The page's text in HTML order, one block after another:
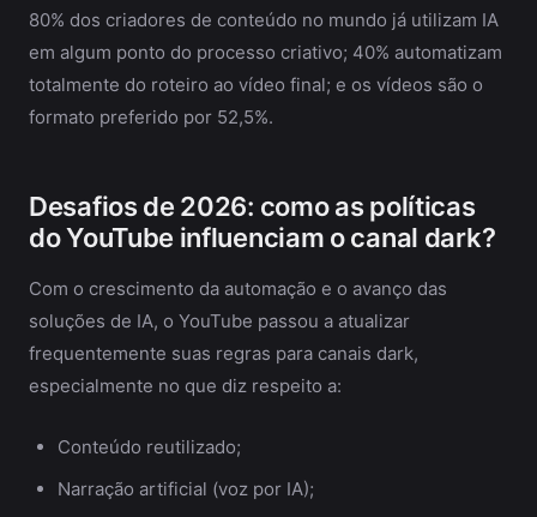
80% dos criadores de conteúdo no mundo já utilizam IA
em algum ponto do processo criativo; 40% automatizam
totalmente do roteiro ao vídeo final; e os vídeos são o
formato preferido por 52,5%.
Desafios de 2026: como as políticas
do YouTube influenciam o canal dark?
Com o crescimento da automação e o avanço das
soluções de IA, o YouTube passou a atualizar
frequentemente suas regras para canais dark,
especialmente no que diz respeito a:
Conteúdo reutilizado;
Narração artificial (voz por IA);